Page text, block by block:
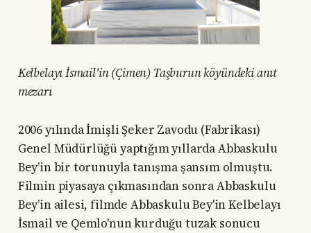
Kelbelayı İsmail'in (Çimen) Taşburun köyündeki anıt
mezarı
2006 yılında İmişli Şeker Zavodu (Fabrikası)
Genel Müdürlüğü yaptığım yıllarda Abbaskulu
Bey’in bir torunuyla tanışma şansım olmuştu.
Filmin piyasaya çıkmasından sonra Abbaskulu
Bey’in ailesi, filmde Abbaskulu Bey'in Kelbelayı
İsmail ve Qemlo'nun kurduğu tuzak sonucu